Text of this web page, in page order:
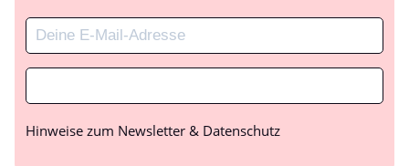
Hinweise zum Newsletter & Datenschutz